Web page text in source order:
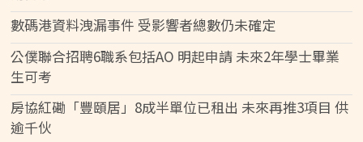
數碼港資料洩漏事件 受影響者總數仍未確定
公僕聯合招聘6職系包括AO 明起申請 未來2年學士畢業
生可考
房協紅磡「豐頤居」8成半單位已租出 未來再推3項目 供
逾千伙